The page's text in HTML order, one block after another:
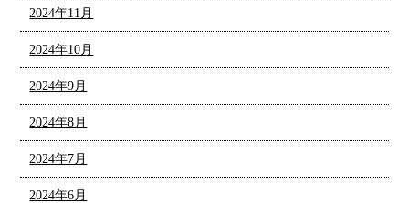
2024年11月
2024年10月
2024年9月
2024年8月
2024年7月
2024年6月